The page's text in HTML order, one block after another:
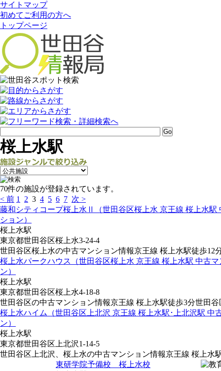
サイトマップ
初めてご利用の方へ
トップページ
桜上水駅
70件の施設が登録されています。
< 前 1 2 3 4 5 6 7 次 >
藤和シティコープ桜上水Ⅱ（世田谷区桜上水 京王線 桜上水駅
ション）
桜上水駅
東京都世田谷区桜上水3-24-4
世田谷区桜上水の中古マンション情報京王線 桜上水駅徒歩12
桜上水パークハウス（世田谷区桜上水 京王線 桜上水駅 中古マ
ン）
桜上水駅
東京都世田谷区桜上水4-18-8
世田谷区の中古マンション情報京王線 桜上水駅徒歩3分世田谷
桜上水ハイム（世田谷区上北沢 京王線 桜上水駅･上北沢駅 中
ン）
桜上水駅
東京都世田谷区上北沢1-14-5
世田谷区上北沢、桜上水の中古マンション情報京王線 桜上水
東研学院予備校 桜上水校